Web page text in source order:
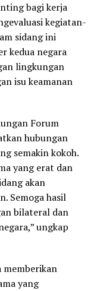
bagi kerja
kegiatan-
sidang ini
kedua negara
lingkungan
isu keamanan
Forum
hubungan
semakin kokoh.
yang erat dan
akan
Semoga hasil
bilateral dan
ungkap
memberikan
yang